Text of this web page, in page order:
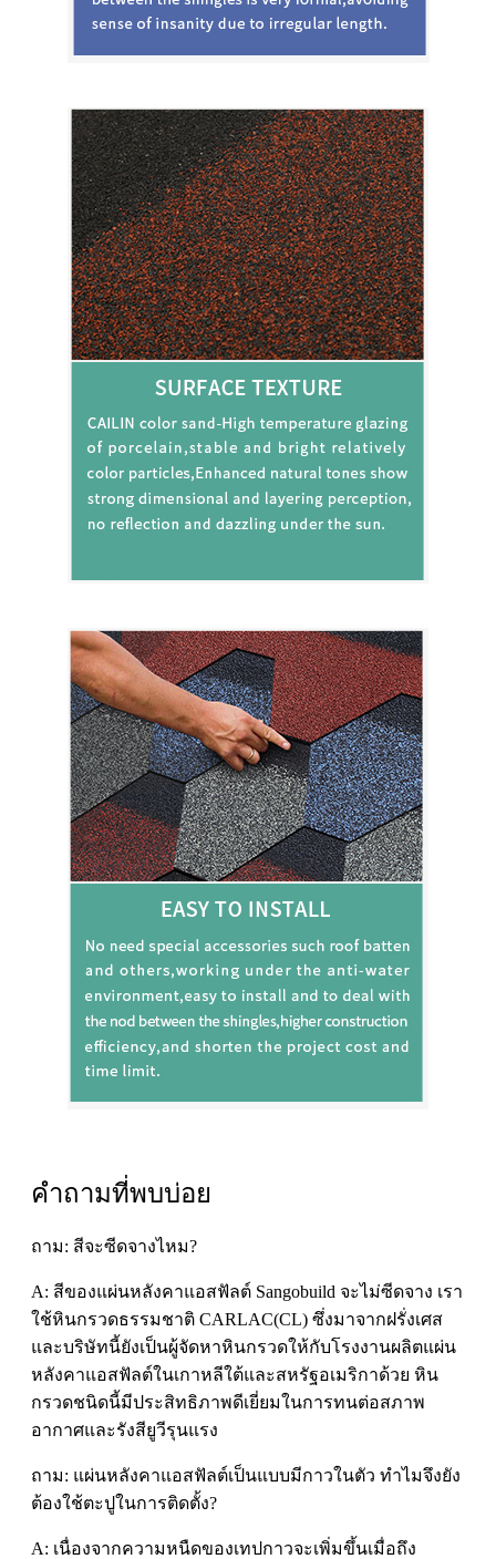
คำถามที่พบบ่อย
ถาม: สีจะซีดจางไหม?
A: สีของแผ่นหลังคาแอสฟัลต์ Sangobuild จะไม่ซีดจาง เรา
ใช้หินกรวดธรรมชาติ CARLAC(CL) ซึ่งมาจากฝรั่งเศส
และบริษัทนี้ยังเป็นผู้จัดหาหินกรวดให้กับโรงงานผลิตแผ่น
หลังคาแอสฟัลต์ในเกาหลีใต้และสหรัฐอเมริกาด้วย หิน
กรวดชนิดนี้มีประสิทธิภาพดีเยี่ยมในการทนต่อสภาพ
อากาศและรังสียูวีรุนแรง
ถาม: แผ่นหลังคาแอสฟัลต์เป็นแบบมีกาวในตัว ทำไมจึงยัง
ต้องใช้ตะปูในการติดตั้ง?
A: เนื่องจากความหนืดของเทปกาวจะเพิ่มขึ้นเมื่อถึง